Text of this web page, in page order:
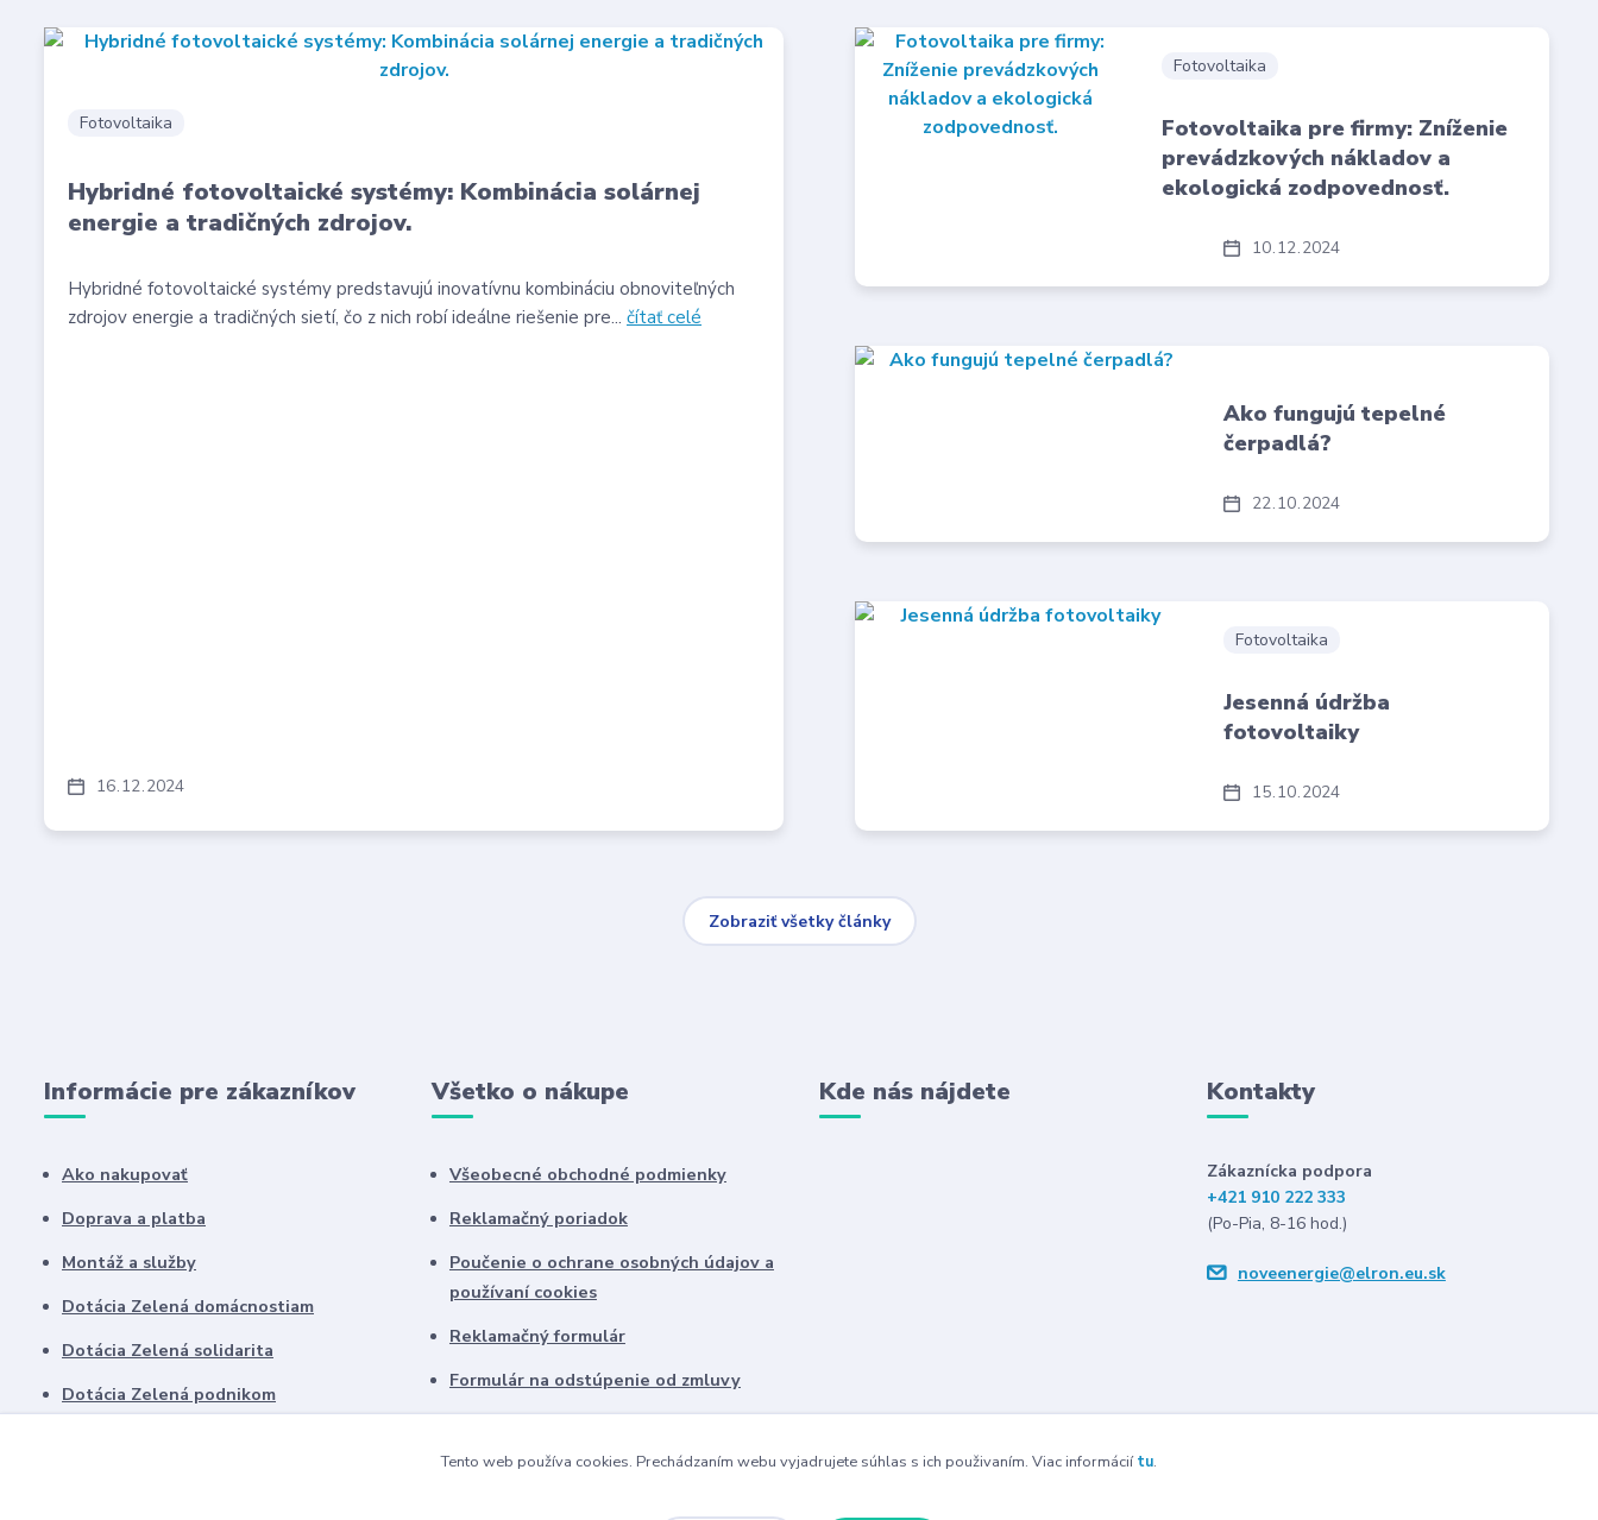
16 12 2024
Fotovoltaika
Hybridné fotovoltaické systémy: Kombinácia solárnej
energie a tradičných zdrojov.
Hybridné fotovoltaické systémy predstavujú inovatívnu kombináciu obnoviteľných
zdrojov energie a tradičných sietí, čo z nich robí ideálne riešenie pre... čítať celé
10 12 2024
Fotovoltaika
Fotovoltaika pre firmy: Zníženie
prevádzkových nákladov a
ekologická zodpovednosť.
22 10 2024
Ako fungujú tepelné
čerpadlá?
15 10 2024
Fotovoltaika
Jesenná údržba
fotovoltaiky
Zobraziť všetky články
Informácie pre zákazníkov
Ako nakupovať
Doprava a platba
Montáž a služby
Dotácia Zelená domácnostiam
Dotácia Zelená solidarita
Dotácia Zelená podnikom
Všetko o nákupe
Všeobecné obchodné podmienky
Reklamačný poriadok
Poučenie o ochrane osobných údajov a
používaní cookies
Reklamačný formulár
Formulár na odstúpenie od zmluvy
Kde nás nájdete Kontakty
Zákaznícka podpora
+421 910 222 333
(Po-Pia, 8-16 hod.)
noveenergie@elron.eu.sk
Tento web používa cookies. Prechádzaním webu vyjadrujete súhlas s ich použivaním. Viac informáciítu.